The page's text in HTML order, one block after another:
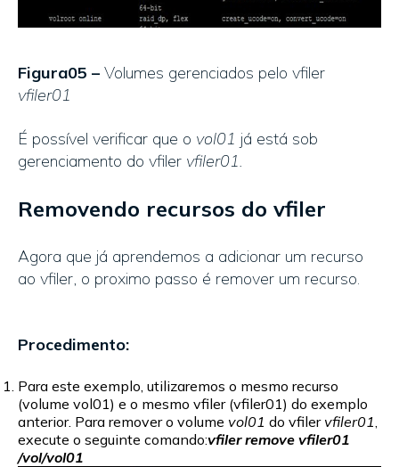
Figura05 – Volumes gerenciados pelo vfiler
vfiler01
É possível verificar que o vol01 já está sob
gerenciamento do vfiler vfiler01.
Removendo recursos do vfiler
Agora que já aprendemos a adicionar um recurso
ao vfiler, o proximo passo é remover um recurso.
Procedimento:
Para este exemplo, utilizaremos o mesmo recurso
(volume vol01) e o mesmo vfiler (vfiler01) do exemplo
anterior. Para remover o volume vol01 do vfiler vfiler01,
execute o seguinte comando:vfiler remove vfiler01
/vol/vol01